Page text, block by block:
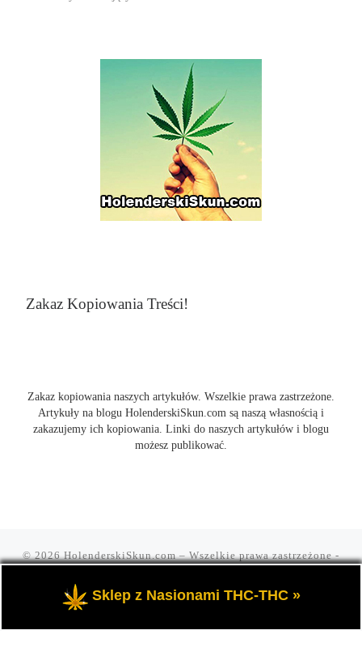
Zakaz Kopiowania Treści!
Zakaz kopiowania naszych artykułów. Wszelkie prawa zastrzeżone.
Artykuły na blogu HolenderskiSkun.com są naszą własnością i
zakazujemy ich kopiowania. Linki do naszych artykułów i blogu
możesz publikować.
© 2026HolenderskiSkun.com– Wszelkie prawa zastrzeżone-
Blog HolenderskiSkun to portal o marihuanie i konopi indyjskiej
THC oraz cannabis CBD.
Sklep z Nasionami THC-THC »